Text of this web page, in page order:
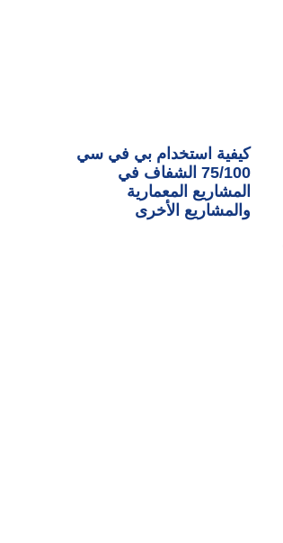
كيفية استخدام بي في سي
75/100 الشفاف في
المشاريع المعمارية
والمشاريع الأخرى